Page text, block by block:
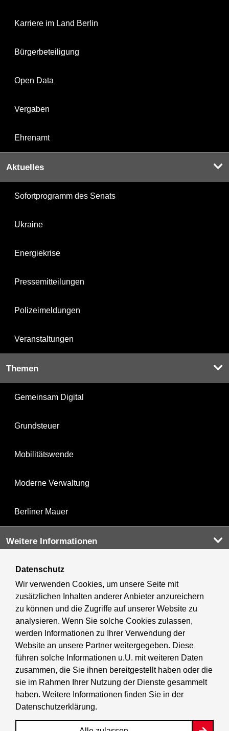
Karriere im Land Berlin
Bürgerbeteiligung
Open Data
Vergaben
Ehrenamt
Aktuelles
Sofortprogramm des Senats
Ukraine
Energiekrise
Pressemitteilungen
Polizeimeldungen
Veranstaltungen
Themen
Gemeinsam Digital
Grundsteuer
Mobilitätswende
Moderne Verwaltung
Berliner Mauer
Weitere Informationen
Kultur & Ausgehen
Tourismus
Wirtschaft
Stadtleben
BerlinFinder
Datenschutz
Wir verwenden Cookies, um unsere Seite mit
zusätzlichen Inhalten anderer Anbieter anzureichern
zu können und die Zugriffe auf unserer Website zu
analysieren. Wenn Sie solche Cookies zulassen,
werden Informationen zu Ihrer Verwendung der
Website an unsere Partner weitergegeben. Diese
führen solche Informationen u.U. mit weiteren Daten
zusammen, die Sie ihnen bereitgestellt haben oder die
sie im Rahmen Ihrer Nutzung der Dienste gesammelt
haben. Weitere Informationen finden Sie in der
Datenschutzerklärung.